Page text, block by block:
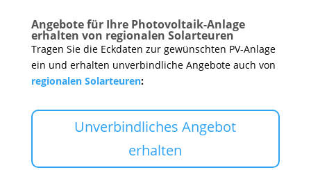
Angebote für Ihre Photovoltaik-Anlage
erhalten von regionalen Solarteuren
Tragen Sie die Eckdaten zur gewünschten PV-Anlage
ein und erhalten unverbindliche Angebote auch von
regionalen Solarteuren:
Unverbindliches Angebot
erhalten